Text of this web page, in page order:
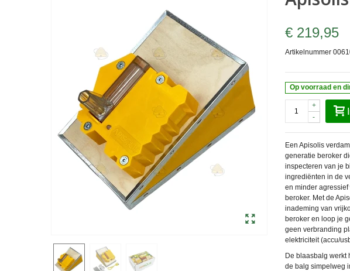
€ 219,95
Artikelnummer
Op voorraad en
-
+
Een Apisolis
generatie beroker
inspecteren van je
ingrediënten in de
en minder
beroker. Met de
inademing van
beroker en loop je
geen verbranding
elektriciteit (accu/
De blaasbalg werkt
de balg simpelweg